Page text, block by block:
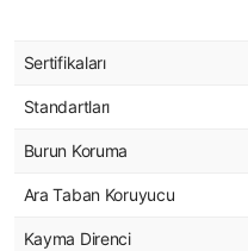
Sertifikaları
Standartları
Burun Koruma
Ara Taban Koruyucu
Kayma Direnci